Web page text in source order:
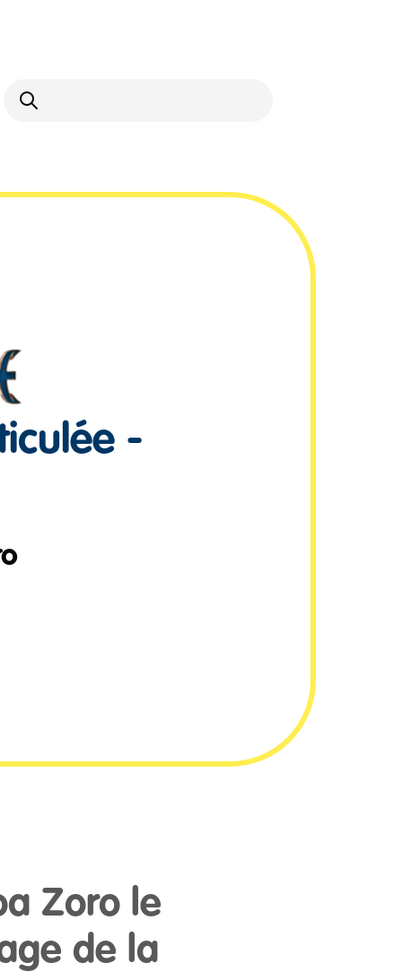
Ouvrir la recherche
-
Zoro le
de la